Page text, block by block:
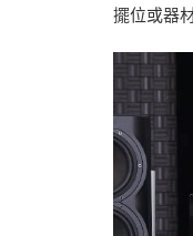
擺位或器